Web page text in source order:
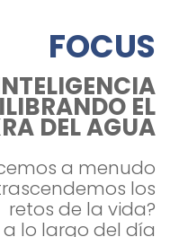
FOCUS
EL
DEL AGUA
a menudo
los
retos de la vida?
lo largo del día